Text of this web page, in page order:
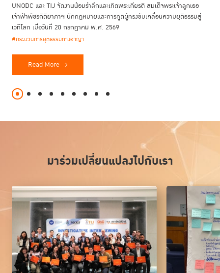
Read More
UNODC และ TIJ จัดงานน้อมรำลึกและเทิดพระเกียรติ สมเด็จพระเจ้าลูกเธอ
เจ้าฟ้าพัชรกิติยาภาฯ นักกฎหมายและการทูตผู้ทรงขับเคลื่อนความยุติธรรมสู่
เวทีโลก เมื่อวันที่ 20 กรกฎาคม พ.ศ. 2569
#กระบวนการยุติธรรมทางอาญา
มาร่วมเปลี่ยนแปลงไปกับเรา